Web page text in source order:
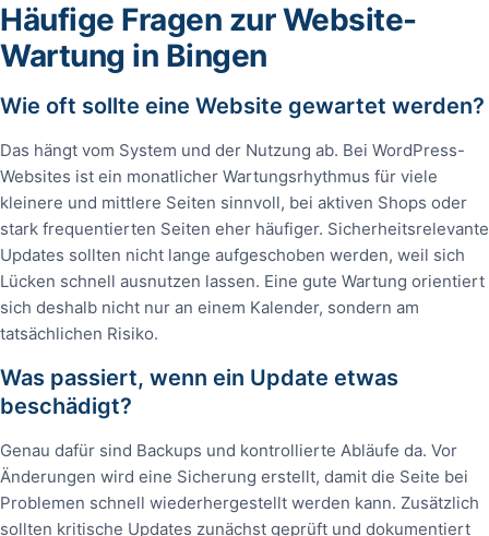
Häufige Fragen zur Website-
Wartung in Bingen
Wie oft sollte eine Website gewartet werden?
Das hängt vom System und der Nutzung ab. Bei WordPress-
Websites ist ein monatlicher Wartungsrhythmus für viele
kleinere und mittlere Seiten sinnvoll, bei aktiven Shops oder
stark frequentierten Seiten eher häufiger. Sicherheitsrelevante
Updates sollten nicht lange aufgeschoben werden, weil sich
Lücken schnell ausnutzen lassen. Eine gute Wartung orientiert
sich deshalb nicht nur an einem Kalender, sondern am
tatsächlichen Risiko.
Was passiert, wenn ein Update etwas
beschädigt?
Genau dafür sind Backups und kontrollierte Abläufe da. Vor
Änderungen wird eine Sicherung erstellt, damit die Seite bei
Problemen schnell wiederhergestellt werden kann. Zusätzlich
sollten kritische Updates zunächst geprüft und dokumentiert